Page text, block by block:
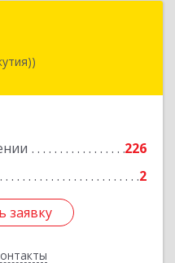
226
2
заявку
Респ, Мирнинский у,
Подробнее
заявку